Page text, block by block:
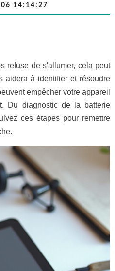
14:14:27
refuse de s'allumer, cela peut
aidera à identifier et résoudre
empêcher votre appareil
Du diagnostic de la batterie
ces étapes pour remettre